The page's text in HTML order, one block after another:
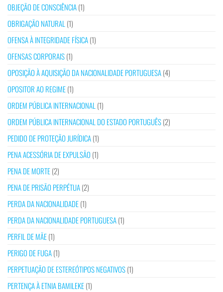
OBJEÇÃO DE CONSCIÊNCIA(1)
OBRIGAÇÃO NATURAL (1)
OFENSA À INTEGRIDADE FÍSICA(1)
OFENSAS CORPORAIS(1)
OPOSIÇÃO À AQUISIÇÃO DA NACIONALIDADE PORTUGUESA(4)
OPOSITOR AO REGIME(1)
ORDEM PÚBLICA INTERNACIONAL (1)
ORDEM PÚBLICA INTERNACIONAL DO ESTADO PORTUGUÊS(2)
PEDIDO DE PROTEÇÃO JURÍDICA(1)
PENA ACESSÓRIA DE EXPULSÃO (1)
PENA DE MORTE(2)
PENA DE PRISÃO PERPÉTUA(2)
PERDA DA NACIONALIDADE(1)
PERDA DA NACIONALIDADE PORTUGUESA(1)
PERFIL DE MÃE(1)
PERIGO DE FUGA(1)
PERPETUAÇÃO DE ESTEREÓTIPOS NEGATIVOS(1)
PERTENÇA À ETNIA BAMILEKE(1)